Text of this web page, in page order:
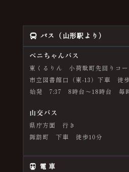
バス（山形駅より）
ベニちゃんバス
東くるりん 小荷駄町先回りコー
市立図書館口（東-13）下車 徒
始発 7:37 8時台～18時台 毎
山交バス
県庁方面 行き
諏訪町 下車 徒歩10分
電 車